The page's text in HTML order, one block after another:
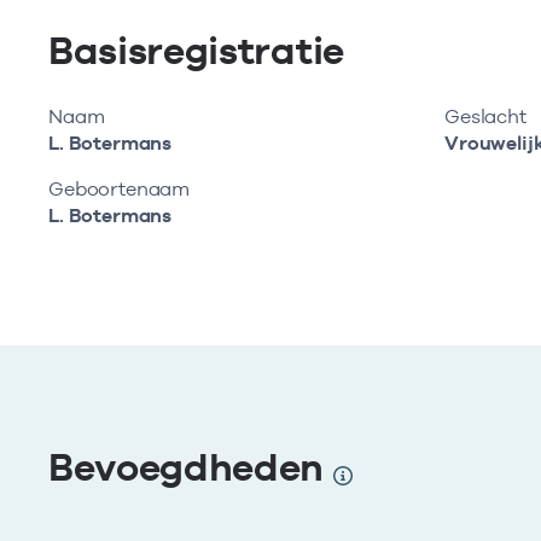
Basisregistratie
Naam
L. Botermans
Geboortenaam
L. Botermans
Geslacht
Bevoegdheden